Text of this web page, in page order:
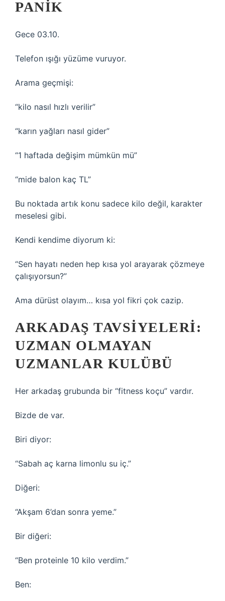
PANIK
Gece 03.10.
Telefon ışığı yüzüme vuruyor.
Arama geçmişi:
“kilo nasıl hızlı verilir”
“karın yağları nasıl gider”
“1 haftada değişim mümkün mü”
“mide balon kaç TL”
Bu noktada artık konu sadece kilo değil, karakter
meselesi gibi.
Kendi kendime diyorum ki:
“Sen hayatı neden hep kısa yol arayarak çözmeye
çalışıyorsun?”
Ama dürüst olayım… kısa yol fikri çok cazip.
ARKADAŞ TAVSIYELERI:
UZMAN OLMAYAN
UZMANLAR KULÜBÜ
Her arkadaş grubunda bir “fitness koçu” vardır.
Bizde de var.
Biri diyor:
“Sabah aç karna limonlu su iç.”
Diğeri:
“Akşam 6’dan sonra yeme.”
Bir diğeri:
“Ben proteinle 10 kilo verdim.”
Ben: